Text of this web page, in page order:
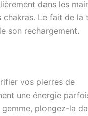
dans les
chakras. Le fait de la
son rechargement.
vos pierres de
une énergie
plongez-la